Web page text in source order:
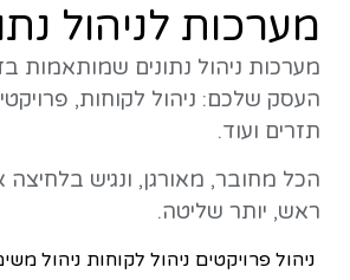
מערכות לניהול
מערכות ניהול נתונים שמותאמות
העסק שלכם: ניהול לקוחות,
תזרים ועוד.
הכל מחובר, מאורגן, ונגיש
ראש, יותר שליטה.
ניהול פרויקטים ניהול לקוחות ניהול